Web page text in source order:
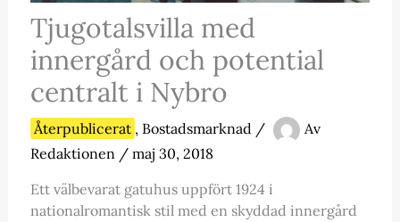
Tjugotalsvilla med
innergård och potential
centralt i Nybro
Återpublicerat , Bostadsmarknad /
Av
Redaktionen / maj 30, 2018
Ett välbevarat gatuhus uppfört 1924 i
nationalromantisk stil med en skyddad innergård